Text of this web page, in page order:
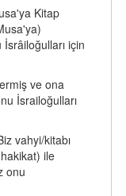
Kitap
için
ve ona
İsrailoğulları
vahyi/kitabı
ile
onu